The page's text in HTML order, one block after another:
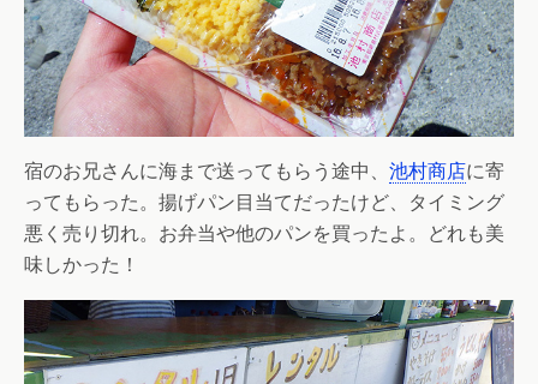
宿のお兄さんに海まで送ってもらう途中、 池村商店に寄
ってもらった。揚げパン目当てだったけど、タイミング
悪く売り切れ。お弁当や他のパンを買ったよ。どれも美
味しかった！